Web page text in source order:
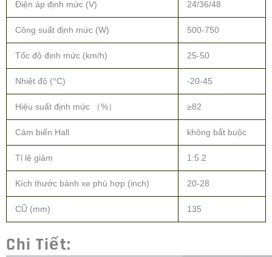
Điện áp định mức (V) 24/36/48
Công suất định mức (W) 500-750
Tốc độ định mức (km/h) 25-50
Nhiệt độ (°C) -20-45
Hiệu suất định mức （%） ≥82
Cảm biến Hall không bắt buộc
Tỉ lệ giảm 1:5.2
Kích thước bánh xe phù hợp (inch) 20-28
CŨ (mm) 135
Chi Tiết: